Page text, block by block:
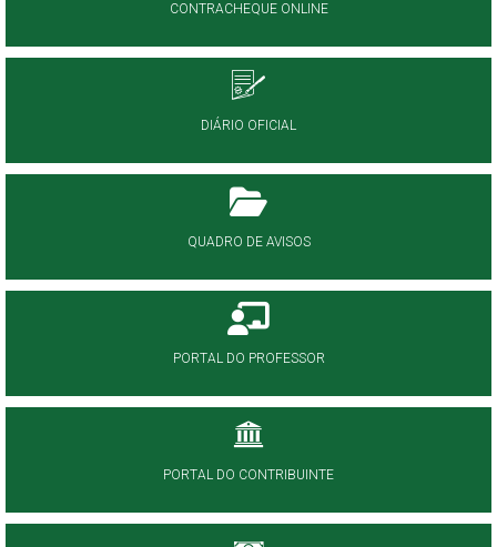
CONTRACHEQUE ONLINE
DIÁRIO OFICIAL
QUADRO DE AVISOS
PORTAL DO PROFESSOR
PORTAL DO CONTRIBUINTE